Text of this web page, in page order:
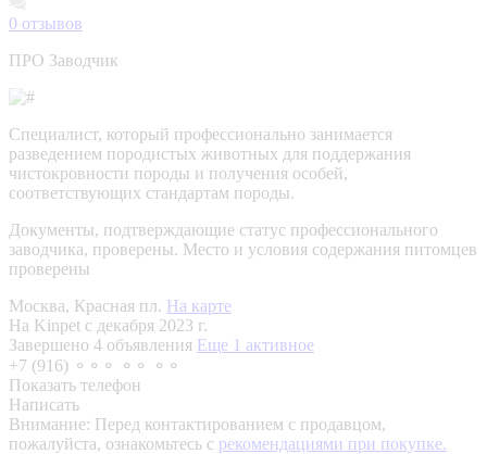
0 отзывов
ПРО Заводчик
Специалист, который профессионально занимается
разведением породистых животных для поддержания
чистокровности породы и получения особей,
соответствующих стандартам породы.
Документы, подтверждающие статус профессионального
заводчика, проверены. Место и условия содержания питомцев
проверены
Москва, Красная пл. На карте
На Kinpet c декабря 2023 г.
Завершено 4 объявления Еще 1 активное
+7 (916) ⚬⚬⚬ ⚬⚬ ⚬⚬
Показать телефон
Написать
Внимание: Перед контактированием с продавцом,
пожалуйста, ознакомьтесь с рекомендациями при покупке.